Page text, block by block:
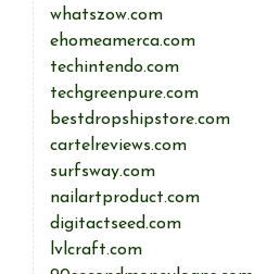
whatszow.com
ehomeamerca.com
techintendo.com
techgreenpure.com
bestdropshipstore.com
cartelreviews.com
surfsway.com
nailartproduct.com
digitactseed.com
lvlcraft.com